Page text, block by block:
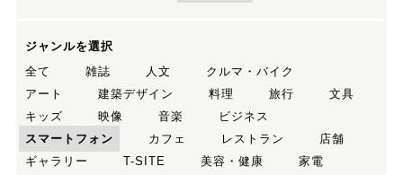
ジャンルを選択
全て
雑誌 人文
クルマ・バイク
アート
建築デザイン 料理 旅行
文具
キッズ
映像 音楽
ビジネス
スマートフォン
カフェ レストラン
店舗
ギャラリー
T-SITE 美容・健康
家電